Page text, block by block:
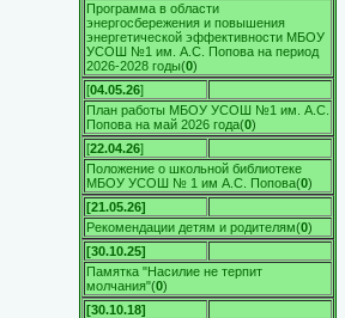
Программа в области
энергосбережения и повышения
энергетической эффективности МБОУ
УСОШ №1 им. А.С. Попова на период
2026-2028 годы(0)
[04.05.26]
План работы МБОУ УСОШ №1 им. А.С.
Попова на май 2026 года(0)
[22.04.26]
Положение о школьной библиотеке
МБОУ УСОШ № 1 им А.С. Попова(0)
[21.05.26]
Рекомендации детям и родителям(0)
[30.10.25]
Памятка "Насилие не терпит
молчания"(0)
[30.10.18]